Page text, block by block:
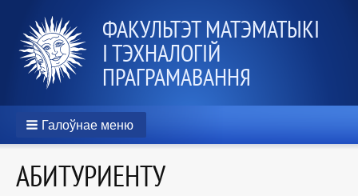
ФАКУЛЬТЭТ МАТЭМАТЫКІ
І ТЭХНАЛОГІЙ
ПРАГРАМАВАННЯ
Галоўнае меню
АБИТУРИЕНТУ